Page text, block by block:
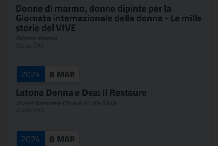
Donne di marmo, donne dipinte per la
Giornata internazionale della donna - Le mille
storie del VIVE
2024 8 MAR
Latona Donna e Dea: Il Restauro
2024 8 MAR